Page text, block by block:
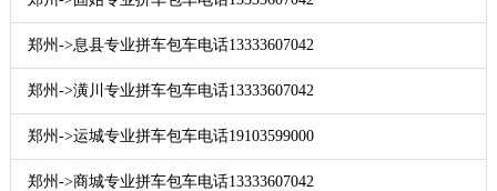
郑州->息县专业拼车包车电话13333607042
郑州->潢川专业拼车包车电话13333607042
郑州->运城专业拼车包车电话19103599000
郑州->商城专业拼车包车电话13333607042